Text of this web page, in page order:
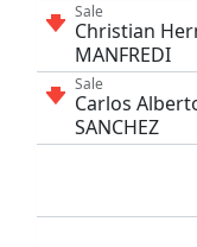
Sale
Christian
MANFREDI
Sale
Carlos
SANCHEZ